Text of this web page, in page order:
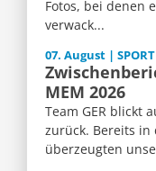
Fotos, bei denen
verwack...
07. August | SPORT
MEM 2026
Team GER blickt
zurück. Bereits in
überzeugten